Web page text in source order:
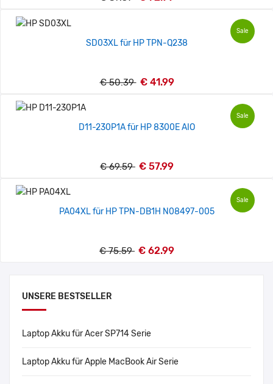
UNSERE BESTSELLER
Laptop Akku für Acer SP714 Serie
Laptop Akku für Apple MacBook Air Serie
Sale
SD03XL für HP TPN-Q238
€ 50.39 € 41.99
Sale
D11-230P1A für HP 8300E AIO
€ 69.59 € 57.99
Sale
PA04XL für HP TPN-DB1H N08497-005
€ 75.59 € 62.99